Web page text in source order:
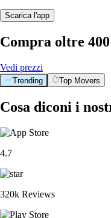
Scarica l'app
Compra oltre
Vedi prezzi
Trending Top Movers
Cosa diconi i
4.7
320k Reviews